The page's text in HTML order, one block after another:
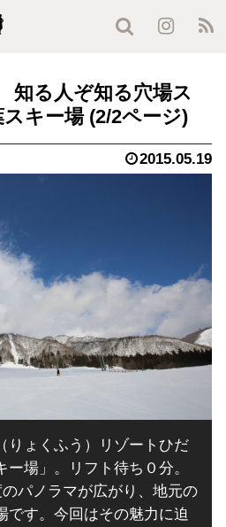
知る人ぞ知る穴場ス
キー場 (2/2ページ)
2015.05.19
りょくふう）リゾートひだ
場」。リフト待ち０分。
パノラマが広がり、地元の
です。今回はその魅力に迫